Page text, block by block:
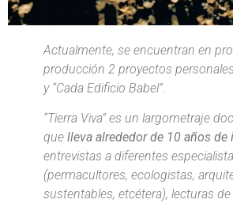
Actualmente, se encuentran en
producción 2 proyectos
y “Cada Edificio Babel”.
“Tierra Viva” es un largometraje
que lleva alrededor de 10 años de
entrevistas a diferentes
(permacultores, ecologistas,
sustentables, etcétera), lecturas